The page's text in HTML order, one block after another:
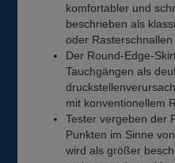
komfortabler und
beschrieben als
oder Rasterschnallen
Der Round-Edge-
Tauchgängen als
mit konventionellem
Tester vergeben der
Punkten im Sinne
wird als größer